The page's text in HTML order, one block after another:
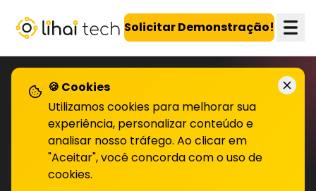
LiHai - Página inicial Solicitar Demonstração!
🍪 Cookies
Utilizamos cookies para melhorar sua
experiência, personalizar conteúdo e
analisar nosso tráfego. Ao clicar em
"Aceitar", você concorda com o uso de
cookies.